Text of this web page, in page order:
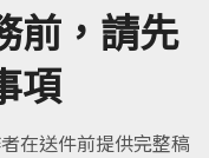
前，請先
項
在送件前提供完整稿